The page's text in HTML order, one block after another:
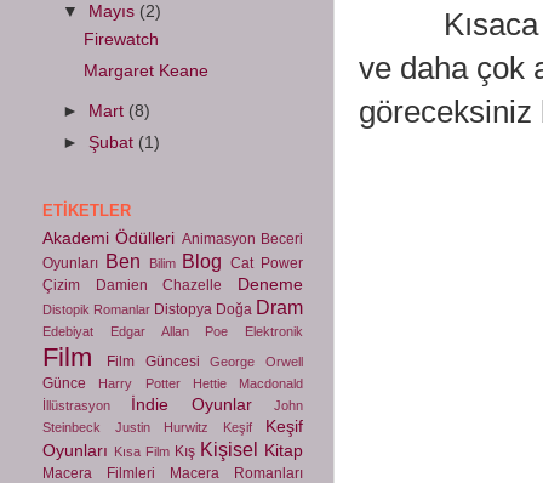
Kısaca
ve daha çok
göreceksiniz
▼
Mayıs (2)
Firewatch
Margaret Keane
► Mart (8)
► Şubat (1)
ETIKETLER
Akademi Ödülleri Animasyon Beceri
Oyunları Ben Bilim Blog Cat Power
Çizim
Damien Chazelle Deneme
Distopik Romanlar Distopya Doğa Dram
Edebiyat Edgar Allan Poe Elektronik
Film Film Güncesi George Orwell
Günce Harry Potter
Hettie Macdonald
İllüstrasyon
İndie Oyunlar
John
Steinbeck
Justin Hurwitz Keşif
Keşif
Oyunları Kısa Film Kış Kişisel Kitap
Macera Filmleri Macera Romanları